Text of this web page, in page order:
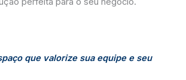
que valorize sua equipe e seu